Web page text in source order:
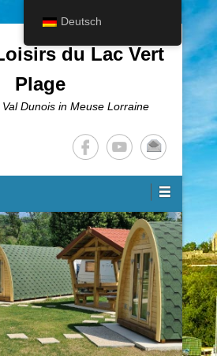
du Lac Vert
Plage
Dunois in Meuse Lorraine
Deutsch